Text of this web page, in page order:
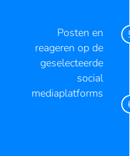
Posten en
reageren op de
geselecteerde
social
mediaplatforms